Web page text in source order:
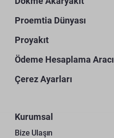
Proemtia Dünyası
Proyakıt
Ödeme Hesaplama Aracı
Çerez Ayarları
Kurumsal
Bize Ulaşın